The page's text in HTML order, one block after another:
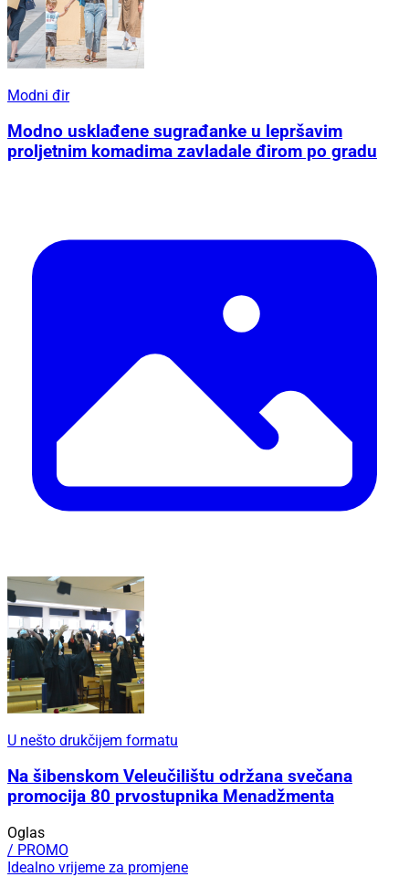
Modni đir
Modno usklađene sugrađanke u lepršavim
proljetnim komadima zavladale đirom po gradu
U nešto drukčijem formatu
Na šibenskom Veleučilištu održana svečana
promocija 80 prvostupnika Menadžmenta
Oglas
/ PROMO
Idealno vrijeme za promjene